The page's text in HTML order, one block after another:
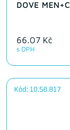
DOVE
66.07 Kč
s DPH
Kód: 10.58.817